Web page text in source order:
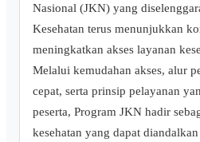
Nasional (JKN) yang
Kesehatan terus menunjukkan
meningkatkan akses layanan
Melalui kemudahan akses, alur
cepat, serta prinsip pelayanan
peserta, Program JKN hadir
kesehatan yang dapat